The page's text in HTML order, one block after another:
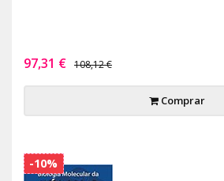
97,31 € 108,12 €
Comprar
-10%